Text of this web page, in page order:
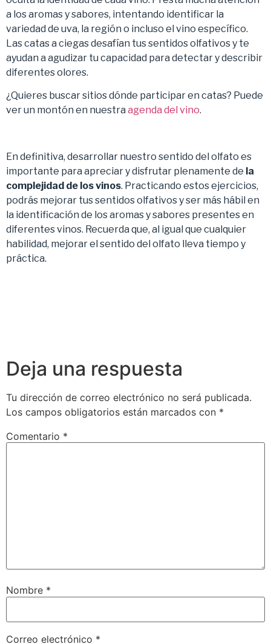
a los aromas y sabores, intentando identificar la
variedad de uva, la región o incluso el vino específico.
Las catas a ciegas desafían tus sentidos olfativos y te
ayudan a agudizar tu capacidad para detectar y describir
diferentes olores.
¿Quieres buscar sitios dónde participar en catas? Puede
ver un montón en nuestra agenda del vino.
En definitiva, desarrollar nuestro sentido del olfato es
importante para apreciar y disfrutar plenamente de la
complejidad de los vinos. Practicando estos ejercicios,
podrás mejorar tus sentidos olfativos y ser más hábil en
la identificación de los aromas y sabores presentes en
diferentes vinos. Recuerda que, al igual que cualquier
habilidad, mejorar el sentido del olfato lleva tiempo y
práctica.
Deja una respuesta
Tu dirección de correo electrónico no será publicada.
Los campos obligatorios están marcados con *
Comentario *
Nombre *
Correo electrónico *